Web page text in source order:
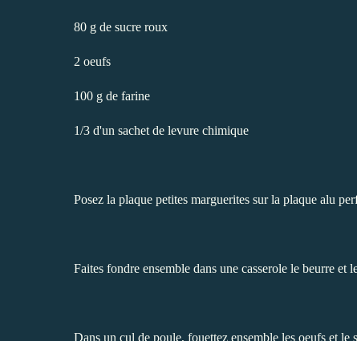
80 g de sucre roux
2 oeufs
100 g de farine
1/3 d'un sachet de levure chimique
Posez la plaque petites marguerites sur la plaque alu
Faites fondre ensemble dans une casserole le beurre et
Dans un cul de poule, fouettez ensemble les oeufs et le